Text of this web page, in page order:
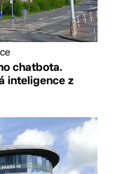
chatbota.
inteligence z